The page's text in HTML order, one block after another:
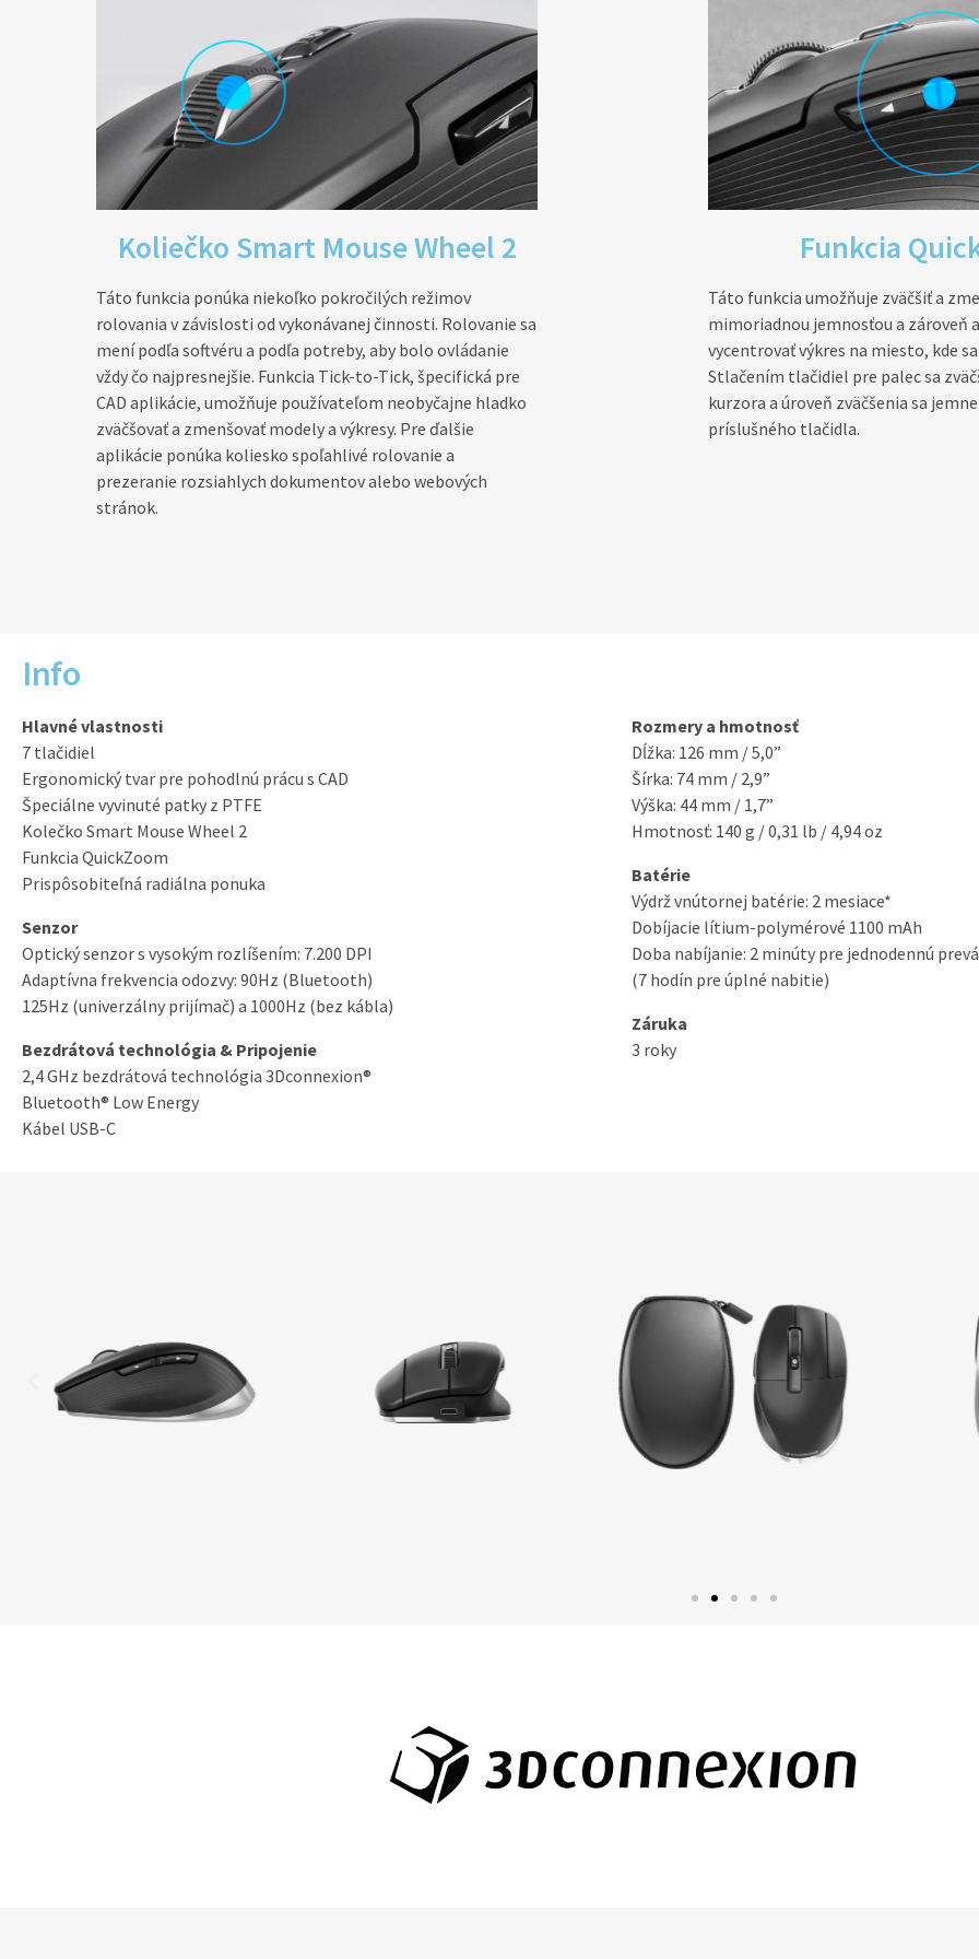
Koliečko Smart Mouse Wheel 2
Táto funkcia ponúka niekoľko pokročilých režimov
rolovania v závislosti od vykonávanej činnosti. Rolovanie sa
mení podľa softvéru a podľa potreby, aby bolo ovládanie
vždy čo najpresnejšie. Funkcia Tick-to-Tick, špecifická pre
CAD aplikácie, umožňuje používateľom neobyčajne hladko
zväčšovať a zmenšovať modely a výkresy. Pre ďalšie
aplikácie ponúka koliesko spoľahlivé rolovanie a
prezeranie rozsiahlych dokumentov alebo webových
stránok.
Funkcia
Táto funkcia umožňuje zväčšiť a
mimoriadnou jemnosťou a zároveň
vycentrovať výkres na miesto, kde
Stlačením tlačidiel pre palec sa
kurzora a úroveň zväčšenia sa
príslušného tlačidla.
Info
Hlavné vlastnosti
7 tlačidiel
Ergonomický tvar pre pohodlnú prácu s CAD
Špeciálne vyvinuté patky z PTFE
Kolečko Smart Mouse Wheel 2
Funkcia QuickZoom
Prispôsobiteľná radiálna ponuka
Senzor
Optický senzor s vysokým rozlíšením: 7.200 DPI
Adaptívna frekvencia odozvy: 90Hz (Bluetooth)
125Hz (univerzálny prijímač) a 1000Hz (bez kábla)
Bezdrátová technológia & Pripojenie
2,4 GHz bezdrátová technológia 3Dconnexion®
Bluetooth® Low Energy
Kábel USB-C
Rozmery a hmotnosť
Dĺžka: 126 mm / 5,0”
Šírka: 74 mm / 2,9”
Výška: 44 mm / 1,7”
Hmotnosť: 140 g / 0,31 lb / 4,94 oz
Batérie
Výdrž vnútornej batérie: 2 mesiace*
Dobíjacie lítium-polymérové 1100 mAh
Doba nabíjanie: 2 minúty pre jednodennú
(7 hodín pre úplné nabitie)
Záruka
3 roky